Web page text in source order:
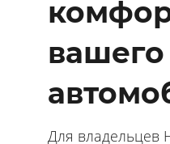
вашего
Для владельцев